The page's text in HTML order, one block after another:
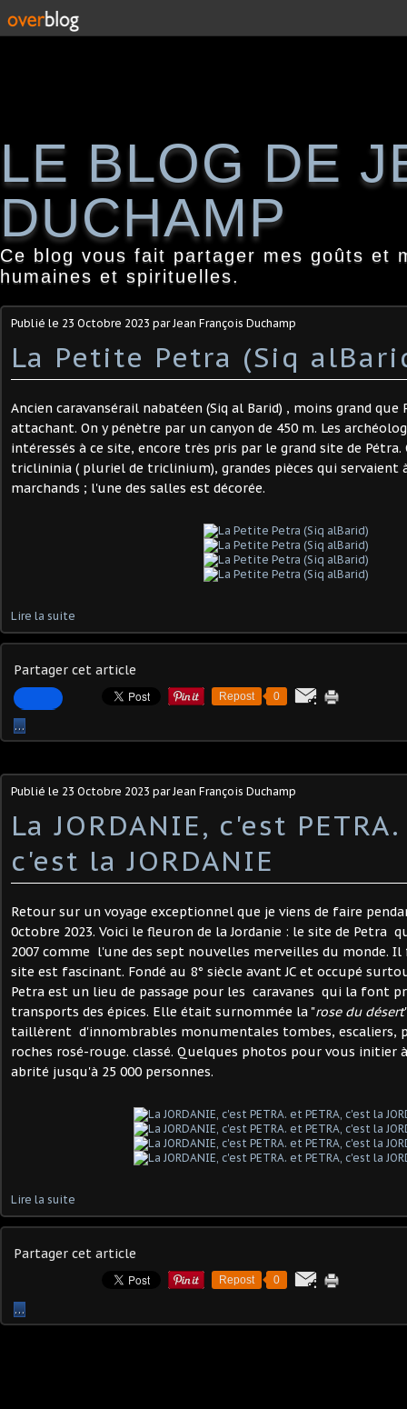
LE BLOG DE
DUCHAMP
Ce blog vous fait partager mes goûts et
humaines et spirituelles.
Publié le 23 Octobre 2023 par Jean François Duchamp
La Petite Petra (Siq
Ancien caravansérail nabatéen (Siq al Barid) , moins grand que
attachant. On y pénètre par un canyon de 450 m. Les
intéressés à ce site, encore très pris par le grand site de Pétra.
triclininia ( pluriel de triclinium), grandes pièces qui servaient
marchands ; l'une des salles est décorée.
Lire la suite
Partager cet article
Repost 0
…
Publié le 23 Octobre 2023 par Jean François Duchamp
La JORDANIE, c'est
c'est la JORDANIE
Retour sur un voyage exceptionnel que je viens de faire
0ctobre 2023. Voici le fleuron de la Jordanie : le site de Petra
2007 comme l'une des sept nouvelles merveilles du monde.
site est fascinant. Fondé au 8° siècle avant JC et occupé
Petra est un lieu de passage pour les caravanes qui la font
transports des épices. Elle était surnommée la "rose du désert
taillèrent d'innombrables monumentales tombes, escaliers,
roches rosé-rouge. classé. Quelques photos pour vous initier
abrité jusqu'à 25 000 personnes.
Lire la suite
Partager cet article
Repost 0
…